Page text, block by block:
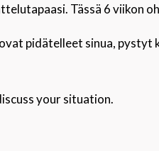
Tässä 6 viikon
pidätelleet sinua,
your situation.